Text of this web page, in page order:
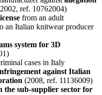
ref. 10762004)
from an adult
an Italian knitwear producer
system for 3D
cases in Italy
against Italian
(2008, ref. 11136009)
the sub-supplier sector for